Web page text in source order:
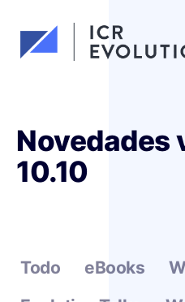
Novedades
10.10
Todo eBooks